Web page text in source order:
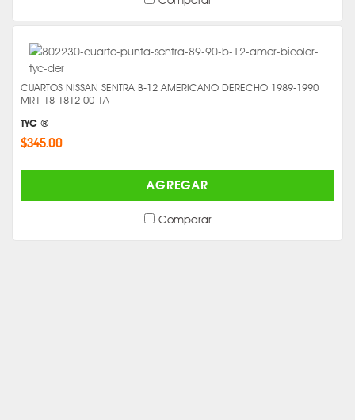
CUARTOS NISSAN SENTRA B-12 AMERICANO DERECHO 1989-1990
MR1-18-1812-00-1A -
TYC ®
$345.00
AGREGAR
Comparar